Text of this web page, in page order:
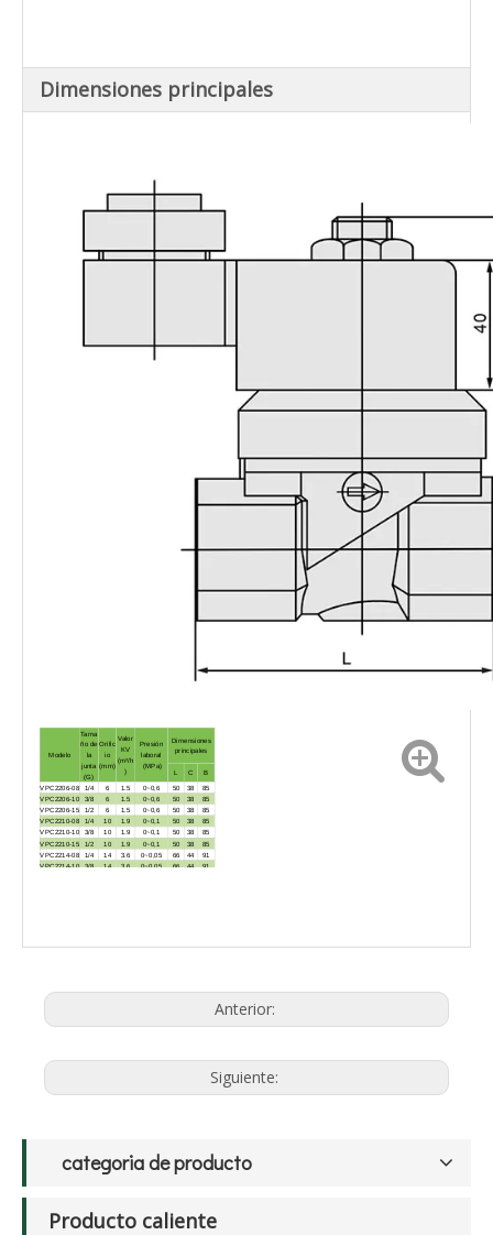
Dimensiones principales
Modelo
Tama
ño de
la
junta
(G)
Orific
io
(mm)
Valor
KV
(m³/h
)
Presión
laboral
(MPa)
Dimensiones
principales
L C
B
VPC2206-08
1/4 6 1.5 0~0,6 50 38
85
VPC2206-10
3/8 6 1.5 0~0,6 50 38
85
VPC2206-15
1/2 6 1.5 0~0,6 50 38
85
VPC2210-08
1/4 10 1.9 0~0,1 50 38
85
VPC2210-10
3/8 10 1.9 0~0,1 50 38 85
VPC2210-15 1/2 10 1.9 0~0,1 50 38
85
VPC2214-08
1/4 14 3.6 0~0,05 66 44
91
VPC2214-10
3/8 14 3.6 0~0,05 66 44
91
Anterior:
Siguiente:
categoria de producto
Producto caliente